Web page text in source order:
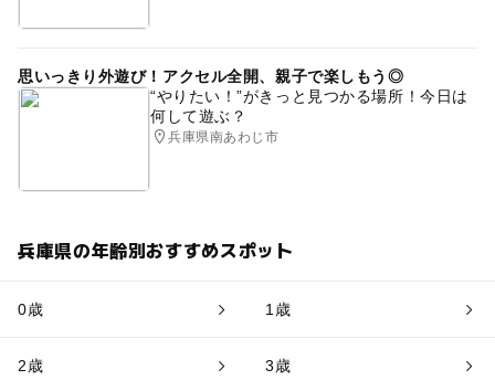
思いっきり外遊び！アクセル全開、親子で楽しもう◎
“やりたい！”がきっと見つかる場所！今日は
何して遊ぶ？
兵庫県南あわじ市
兵庫県の年齢別おすすめスポット
0歳 1歳
2歳 3歳